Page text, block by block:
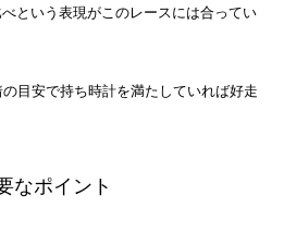
という表現がこのレースには合ってい
目安で持ち時計を満たしていれば好走
なポイント